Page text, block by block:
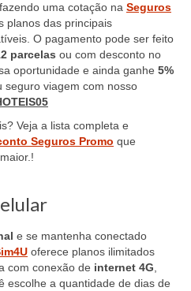
uma cotação na Seguros
planos das principais
O pagamento pode ser feito
parcelas ou com desconto no
oportunidade e ainda ganhe 5%
seguro viagem com nosso
Veja a lista completa e
Seguros Promo que
e se mantenha conectado
oferece planos ilimitados
com conexão de internet 4G
escolhe a quantidade de dias de